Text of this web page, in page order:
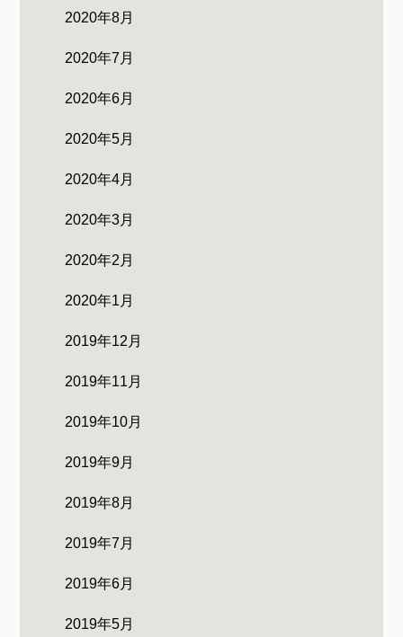
2020年8月
2020年7月
2020年6月
2020年5月
2020年4月
2020年3月
2020年2月
2020年1月
2019年12月
2019年11月
2019年10月
2019年9月
2019年8月
2019年7月
2019年6月
2019年5月